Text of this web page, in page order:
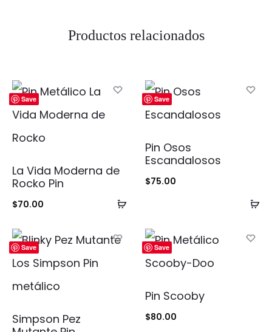
Productos relacionados
Save
Añadir
carrito
La Vida Moderna de
Rocko Pin
$70.00
Save
Pin Osos
Escandalosos
$75.00
Save
Simpson Pez
Save
Pin Scooby
$80.00